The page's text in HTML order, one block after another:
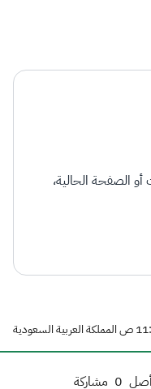
الصفحة الحالية،
0 مشاركة